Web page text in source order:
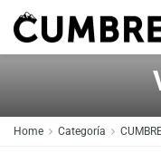
Home Categoría